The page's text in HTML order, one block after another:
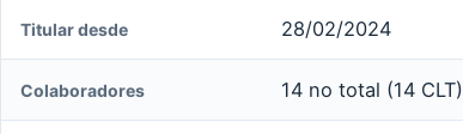
Titular desde 28/02/2024
Colaboradores 14 no total (14 CLT)